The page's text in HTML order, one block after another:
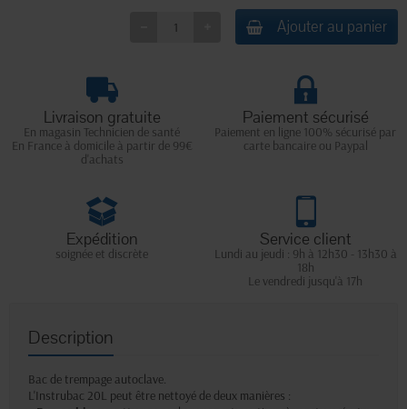
Ajouter au panier
Livraison gratuite
En magasin Technicien de santé
En France à domicile à partir de 99€
d'achats
Paiement sécurisé
Paiement en ligne 100% sécurisé par
carte bancaire ou Paypal
Expédition
soignée et discrète
Service client
Lundi au jeudi : 9h à 12h30 - 13h30 à
18h
Le vendredi jusqu'à 17h
Description
Bac de trempage autoclave.
L'Instrubac 20L peut être nettoyé de deux manières :